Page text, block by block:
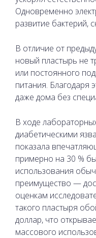
Одновременно
развитие бактерий,
В отличие от
новый пластырь не
или постоянного
питания. Благодаря
даже дома без
В ходе
диабетическими
показала
примерно на 30 %
использования
преимущество —
оценкам
такого пластыря
доллар, что
массового